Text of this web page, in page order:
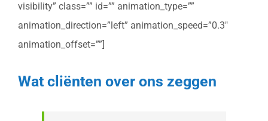
visibility” class=”” id=”” animation_type=””
animation_direction=”left” animation_speed=”0.3″
animation_offset=””]
Wat cliënten over ons zeggen